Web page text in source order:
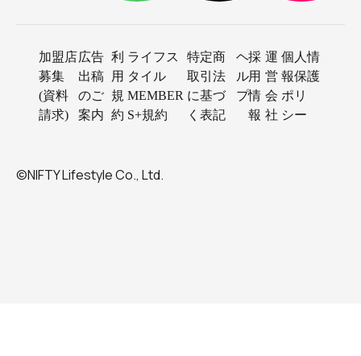
加盟店
募集
(資料
請求)
広告
出稿
のご
案内
利
用
規
約
ライフス
タイル
MEMBER
S+規約
特定商
取引法
に基づ
く表記
ヘ
ル
プ
採
用
情
報
運
営
会
社
個人情
報保護
ポリ
シー
©NIFTY Lifestyle Co., Ltd.